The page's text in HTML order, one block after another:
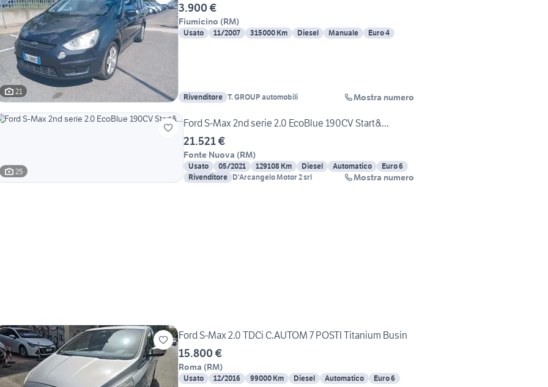
21
3.900 €
Fiumicino (RM)
Usato 11/2007 315000 Km Diesel Manuale Euro 4
Rivenditore T. GROUP automobili Mostra numero
25
Ford S-Max 2nd serie 2.0 EcoBlue 190CV Start&...
21.521 €
Fonte Nuova (RM)
Usato 05/2021 129108 Km Diesel Automatico
Euro 6
Rivenditore D'Arcangelo Motor 2 srl Mostra numero
Ford S-Max 2.0 TDCi C.AUTOM 7 POSTI Titanium Busin
15.800 €
Roma (RM)
Usato 12/2016 99000 Km Diesel Automatico Euro 6